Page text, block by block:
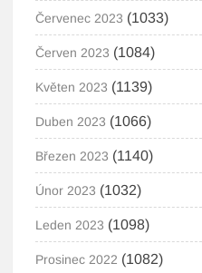
Červenec 2023 (1033)
Červen 2023 (1084)
Květen 2023 (1139)
Duben 2023 (1066)
Březen 2023 (1140)
Únor 2023 (1032)
Leden 2023 (1098)
Prosinec 2022 (1082)